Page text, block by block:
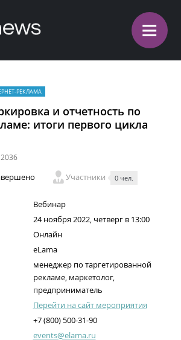
≡
РЕКЛАМА
и отчетность по
итоги первого цикла
2036
Участники 0 чел.
Вебинар
24 ноября 2022, четверг в 13:00
Онлайн
eLama
менеджер по таргетированной
рекламе, маркетолог,
предприниматель
Перейти на сайт мероприятия
+7 (800) 500-31-90
events@elama.ru